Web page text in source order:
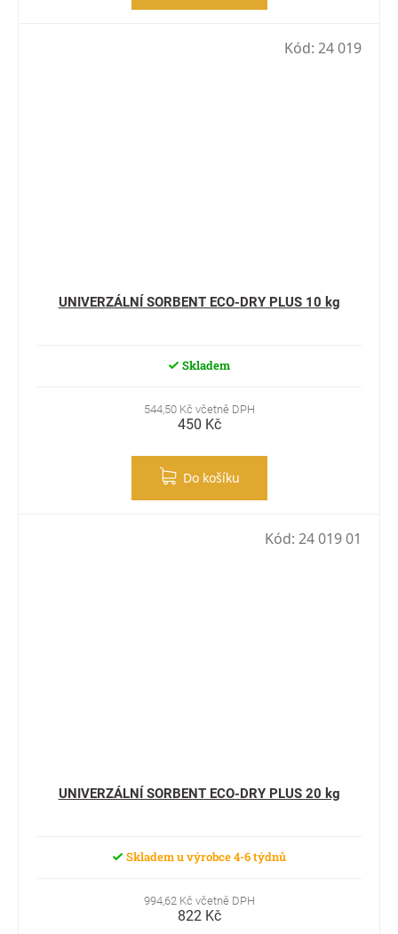
UNIVERZÁLNÍ SORBENT ECO-DRY PLUS 10 kg
Skladem
544,50 Kč včetně DPH
450 Kč
Do košíku
Kód: 24 019
UNIVERZÁLNÍ SORBENT ECO-DRY PLUS 20 kg
Skladem u výrobce 4-6 týdnů
994,62 Kč včetně DPH
822 Kč
Kód: 24 019 01